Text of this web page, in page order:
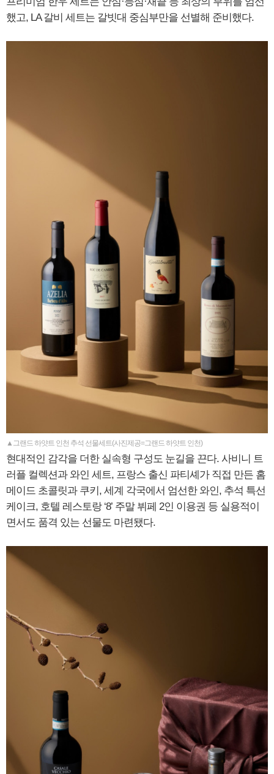
했고, LA 갈비 세트는 갈빗대 중심부만을 선별해 준비했다.
▲그랜드 하얏트 인천 추석 선물세트(사진제공=그랜드 하얏트 인천)
현대적인 감각을 더한 실속형 구성도 눈길을 끈다. 사비니 트
러플 컬렉션과 와인 세트, 프랑스 출신 파티셰가 직접 만든 홈
메이드 초콜릿과 쿠키, 세계 각국에서 엄선한 와인, 추석 특선
케이크, 호텔 레스토랑 ‘8’ 주말 뷔페 2인 이용권 등 실용적이
면서도 품격 있는 선물도 마련됐다.